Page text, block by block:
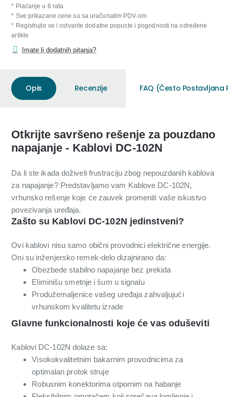
* Plaćanje u 6 rata
* Sve prikazane cene su sa uračunatim PDV-om
* Registrujte se i ostvarite dodatne popuste i pogodnosti na određene
artikle
Imate li dodatnih pitanja?
Opis Recenzije FAQ (Često Postavljana
Otkrijte savršeno rešenje za pouzdano
napajanje - Kablovi DC-102N
Da li ste ikada doživeli frustraciju zbog nepouzdanih kablova
za napajanje? Predstavljamo vam Kablove DC-102N,
vrhunsko rešenje koje će zauvek promeniti vaše iskustvo
povezivanja uređaja.
Zašto su Kablovi DC-102N jedinstveni?
Ovi kablovi nisu samo obični provodnici električne energije.
Oni su inženjersko remek-delo dizajnirano da:
Obezbede stabilno napajanje bez prekida
Eliminišu smetnje i šum u signalu
Produžemalјenicе vašeg uređaja zahvaljujući
vrhunskom kvalitetu izrade
Glavne funkcionalnosti koje će vas oduševiti
Kablovi DC-102N dolaze sa:
Visokokvalitetnim bakarnim provodnicima za
optimalan protok struje
Robusnim konektorima otpornim na habanje